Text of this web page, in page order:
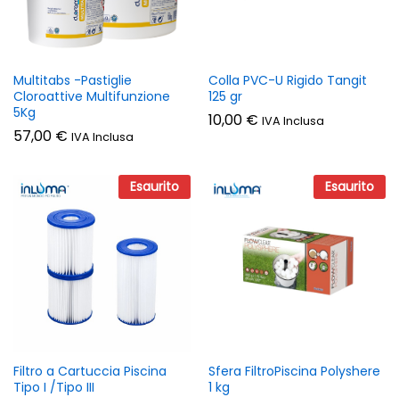
Multitabs -Pastiglie
Cloroattive Multifunzione
5Kg
57,00 € IVA Inclusa
Colla PVC-U Rigido Tangit
125 gr
10,00 € IVA Inclusa
Esaurito
Filtro a Cartuccia Piscina
Tipo I /Tipo III
Esaurito
Sfera FiltroPiscina Polyshere
1 kg